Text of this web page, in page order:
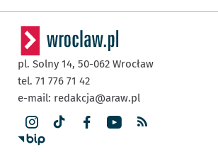
pl. Solny 14, 50-062 Wrocław
tel. 71 776 71 42
e-mail: redakcja@araw.pl